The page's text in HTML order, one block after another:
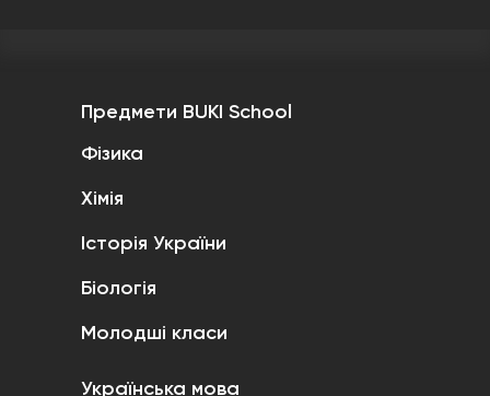
Предмети BUKI School
Фізика
Хімія
Історія України
Біологія
Молодші класи
Українська мова